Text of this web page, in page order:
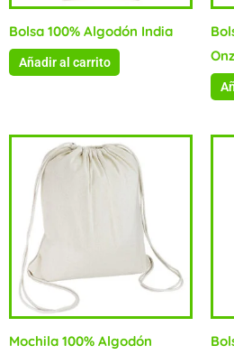
Bolsa 100% Algodón India
Añadir al carrito
Mochila 100% Algodón